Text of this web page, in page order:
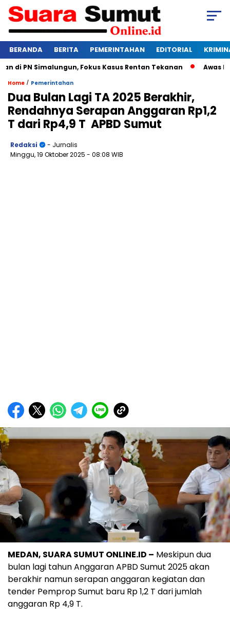
BERANDA BERITA PEMERINTAHAN EDITORIAL
Simalungun, Fokus Kasus Rentan Tekanan Awas
Home / Pemerintahan
Dua Bulan Lagi TA 2025 Berakhir,
Rendahnya Serapan Anggaran Rp1,2
T dari Rp4,9 T APBD Sumut
Redaksi
- Jurnalis
Minggu, 19 Oktober 2025 - 08:08 WIB
MEDAN, SUARA SUMUT ONLINE.ID – Meskipun dua
bulan lagi tahun Anggaran APBD Sumut 2025 akan
berakhir namun serapan anggaran kegiatan dan
tender Pemprop Sumut baru Rp 1,2 T dari jumlah
anggaran Rp 4,9 T.